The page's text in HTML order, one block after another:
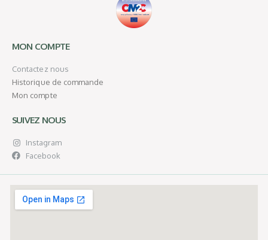
MON COMPTE
Contactez nous
Historique de commande
Mon compte
SUIVEZ NOUS
Instagram
Facebook